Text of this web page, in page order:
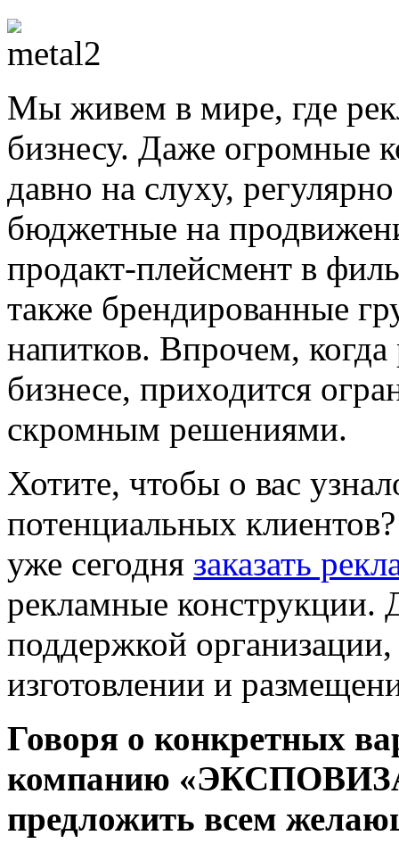
Мы живем в мире, где
бизнесу. Даже огромные
давно на слуху,
бюджетные на
продакт-плейсмент в
также брендированные
напитков. Впрочем,
бизнесе, приходится
скромным решениями.
Хотите, чтобы о вас
потенциальных
уже сегодня заказать
рекламные конструкции.
поддержкой
изготовлении и
Говоря о конкретных
компанию
предложить всем